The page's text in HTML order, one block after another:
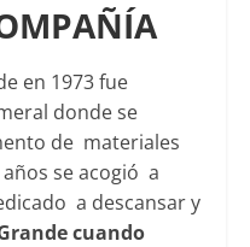
en 1973 fue
donde se
de materiales
se acogió a
a descansar y
cuando